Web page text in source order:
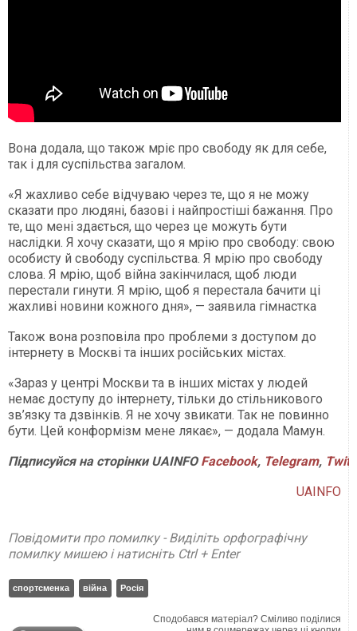
Вона додала, що також мріє про свободу як для себе,
так і для суспільства загалом.
«Я жахливо себе відчуваю через те, що я не можу
сказати про людяні, базові і найпростіші бажання. Про
те, що мені здається, що через це можуть бути
наслідки. Я хочу сказати, що я мрію про свободу: свою
особисту й свободу суспільства. Я мрію про свободу
слова. Я мрію, щоб війна закінчилася, щоб люди
перестали гинути. Я мрію, щоб я перестала бачити ці
жахливі новини кожного дня», — заявила гімнастка
Також вона розповіла про проблеми з доступом до
інтернету в Москві та інших російських містах.
«Зараз у центрі Москви та в інших містах у людей
немає доступу до інтернету, тільки до стільникового
зв’язку та дзвінків. Я не хочу звикати. Так не повинно
бути. Цей конформізм мене лякає», — додала Мамун.
ПідписуйсянасторінкиUAINFO Facebook, Telegram,
UAINFO
Повідомити про помилку - Виділіть орфографічну
помилку мишею і натисніть Ctrl + Enter
спортсменка війна Росія
Сподобався матеріал? Сміливо поділися